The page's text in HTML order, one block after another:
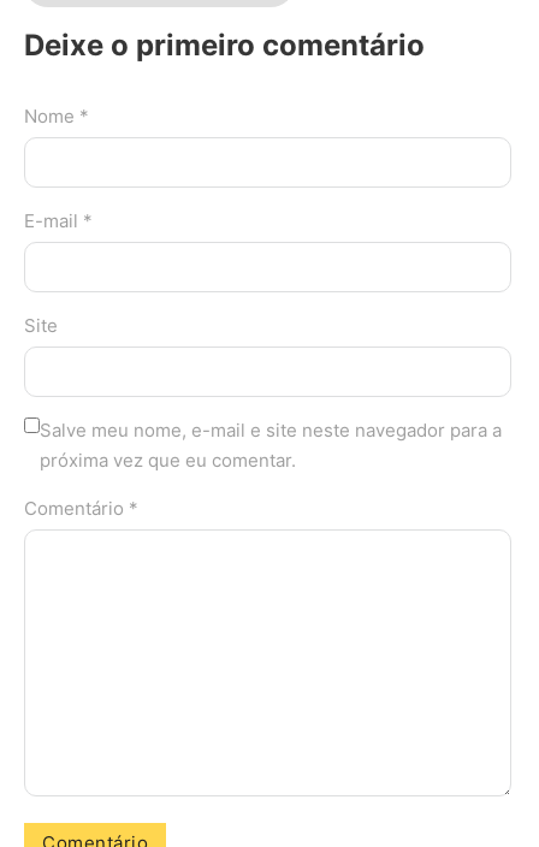
Deixe o primeiro comentário
Nome *
E-mail *
Site
Salve meu nome, e-mail e site neste navegador para a
próxima vez que eu comentar.
Comentário *